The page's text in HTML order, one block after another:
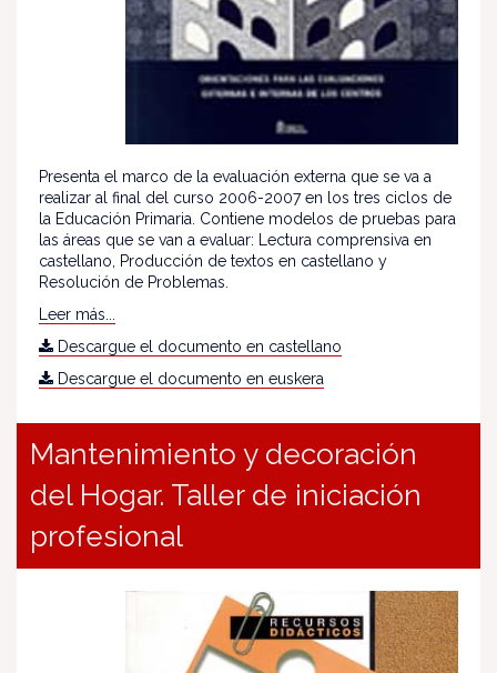
Presenta el marco de la evaluación externa que se va a
realizar al final del curso 2006-2007 en los tres ciclos de
la Educación Primaria. Contiene modelos de pruebas para
las áreas que se van a evaluar: Lectura comprensiva en
castellano, Producción de textos en castellano y
Resolución de Problemas.
Leer más...
Descargue el documento en castellano
Descargue el documento en euskera
Mantenimiento y decoración
del Hogar. Taller de iniciación
profesional